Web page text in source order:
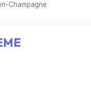
Champagne